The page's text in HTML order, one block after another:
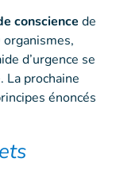
conscience de
d’urgence se
La prochaine
énoncés